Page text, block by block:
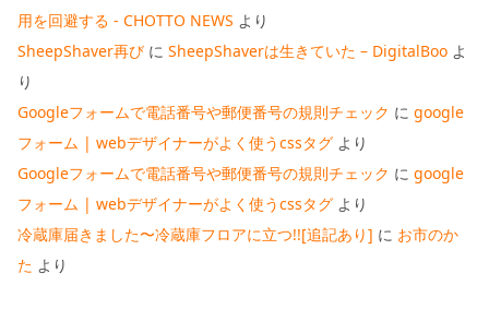
用を回避する - CHOTTO NEWS より
SheepShaver再び に SheepShaverは生きていた – DigitalBoo よ
り
Googleフォームで電話番号や郵便番号の規則チェック に google
フォーム | webデザイナーがよく使うcssタグ より
Googleフォームで電話番号や郵便番号の規則チェック に google
フォーム | webデザイナーがよく使うcssタグ より
冷蔵庫届きました〜冷蔵庫フロアに立つ!![追記あり] に お市のか
た より